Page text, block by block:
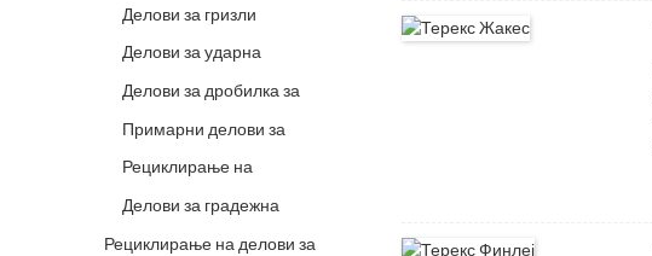
мелница
Делови за гризли
хранилка
Делови за ударна
дробилка
Делови за дробилка за
вилица
Примарни делови за
спирална дробилка
Рециклирање на
делови за уништување
Делови за градежна
опрема
Рециклирање на делови за